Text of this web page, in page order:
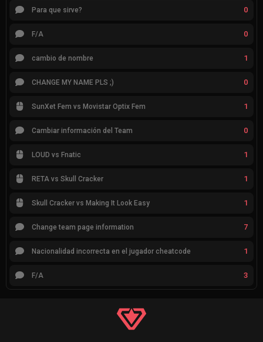
Para que sirve? 0
F/A 0
cambio de nombre 1
CHANGE MY NAME PLS ;) 0
SunXet Fem vs Movistar Optix Fem 1
Cambiar información del Team 0
LOUD vs Fnatic 1
RETA vs Skull Cracker 1
Skull Cracker vs Making It Look Easy 1
Change team page information 7
Nacionalidad incorrecta en el jugador cheatcode 1
F/A 3